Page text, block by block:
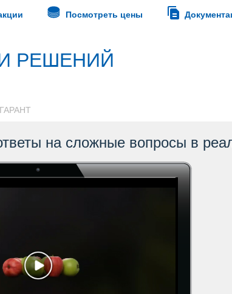
Посмотреть цены
РЕШЕНИЙ
на сложные вопросы в